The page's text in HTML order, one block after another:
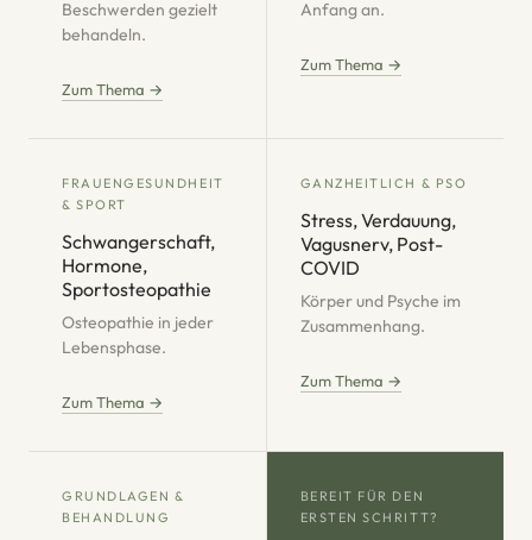
Beschwerden gezielt
behandeln.
Zum Thema →
Anfang an.
Zum Thema →
FRAUEN­GESUNDHEIT
& SPORT
Schwangerschaft,
Hormone,
Sportosteopathie
Osteopathie in jeder
Lebensphase.
Zum Thema →
GANZHEITLICH & PSO
Stress, Verdauung,
Vagusnerv, Post-
COVID
Körper und Psyche im
Zusammenhang.
Zum Thema →
GRUNDLAGEN &
BEHANDLUNG
BEREIT FÜR DEN
ERSTEN SCHRITT?